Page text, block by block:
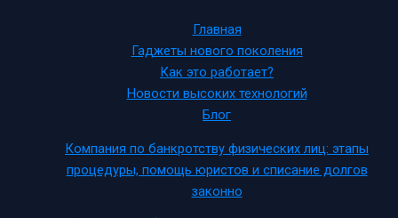
Главная
Гаджеты нового поколения
Как это работает?
Новости высоких технологий
Блог
Компания по банкротству физических лиц: этапы
процедуры, помощь юристов и списание долгов
законно